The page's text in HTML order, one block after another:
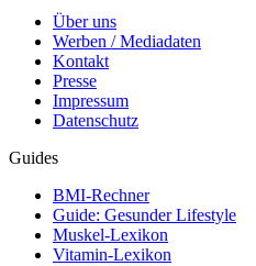
Über uns
Werben / Mediadaten
Kontakt
Presse
Impressum
Datenschutz
Guides
BMI-Rechner
Guide: Gesunder Lifestyle
Muskel-Lexikon
Vitamin-Lexikon